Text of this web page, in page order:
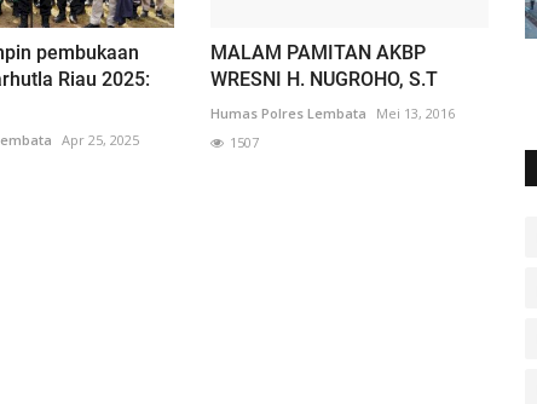
pembukaan
Riau 2025:
Apr 25, 2025
MALAM PAMITAN AKBP
WRESNI H. NUGROHO, S.T
Humas Polres Lembata
Mei 13, 2016
1507